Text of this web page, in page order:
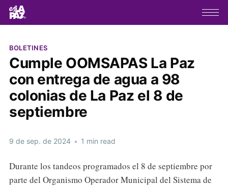
BOLETINES
Cumple OOMSAPAS La Paz
con entrega de agua a 98
colonias de La Paz el 8 de
septiembre
9 de sep. de 2024 • 1 min read
Durante los tandeos programados el 8 de septiembre por
parte del Organismo Operador Municipal del Sistema de